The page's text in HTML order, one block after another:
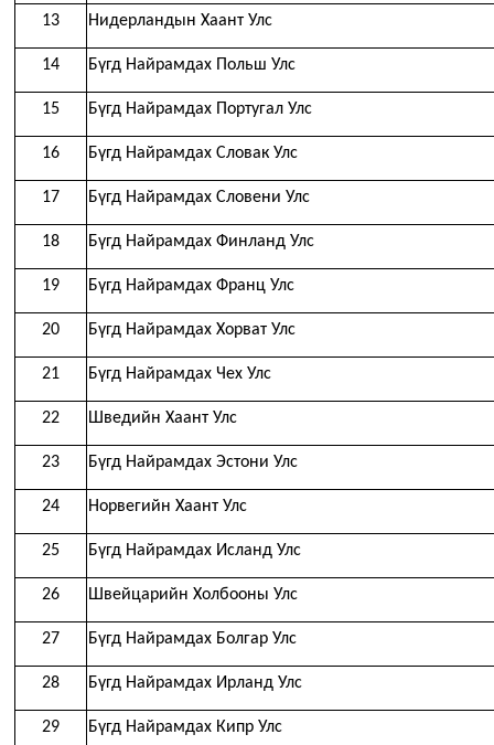
13 Нидерландын Хаант Улс
14 Бүгд Найрамдах Польш Улс
15 Бүгд Найрамдах Португал Улс
16 Бүгд Найрамдах Словак Улс
17 Бүгд Найрамдах Словени Улс
18 Бүгд Найрамдах Финланд Улс
19 Бүгд Найрамдах Франц Улс
20 Бүгд Найрамдах Хорват Улс
21 Бүгд Найрамдах Чех Улс
22 Шведийн Хаант Улс
23 Бүгд Найрамдах Эстони Улс
24 Норвегийн Хаант Улс
25 Бүгд Найрамдах Исланд Улс
26 Швейцарийн Холбооны Улс
27 Бүгд Найрамдах Болгар Улс
28 Бүгд Найрамдах Ирланд Улс
29 Бүгд Найрамдах Кипр Улс